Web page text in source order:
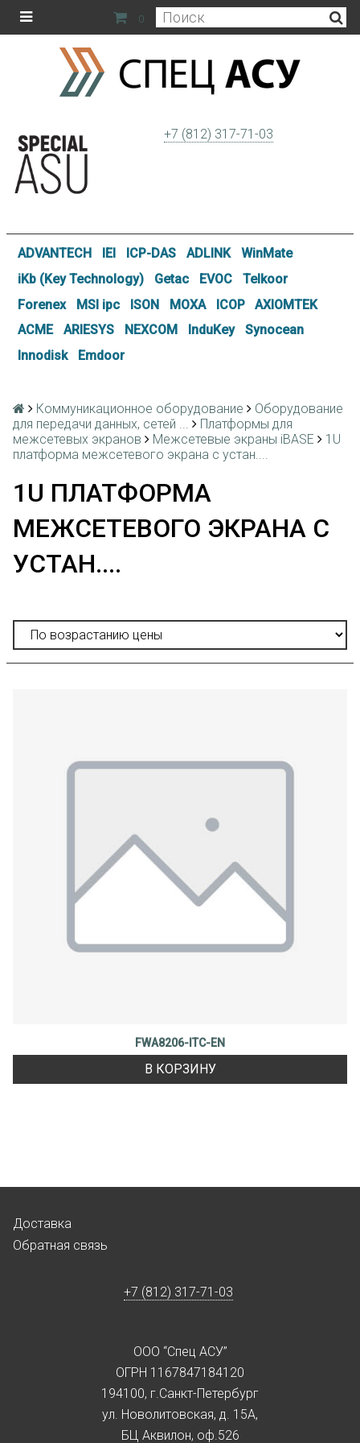
0
+7 (812) 317-71-03
ADVANTECH IEI ICP-DAS ADLINK
WinMate
iKb (Key Technology)
Getac EVOC
Telkoor
Forenex
MSI ipc ISON MOXA ICOP
AXIOMTEK
ACME
ARIESYS NEXCOM InduKey
Synocean
Innodisk
Emdoor
Коммуникационное оборудование
Оборудование
для передачи данных, сетей ...
Платформы для
межсетевых экранов
Межсетевые экраны iBASE
1U
платформа межсетевого экрана с устан....
1U ПЛАТФОРМА
МЕЖСЕТЕВОГО ЭКРАНА С
УСТАН....
FWA8206-ITC-EN
В КОРЗИНУ
Доставка
Обратная связь
+7 (812) 317-71-03
ООО “Спец АСУ”
ОГРН 1167847184120
194100, г.Санкт-Петербург
ул. Новолитовская, д. 15А,
БЦ Аквилон, оф.526